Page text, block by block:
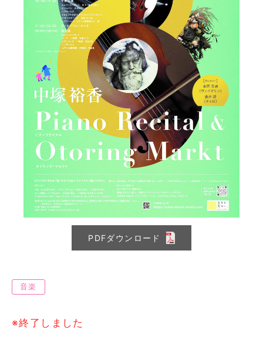
PDFダウンロード
音楽
※終了しました